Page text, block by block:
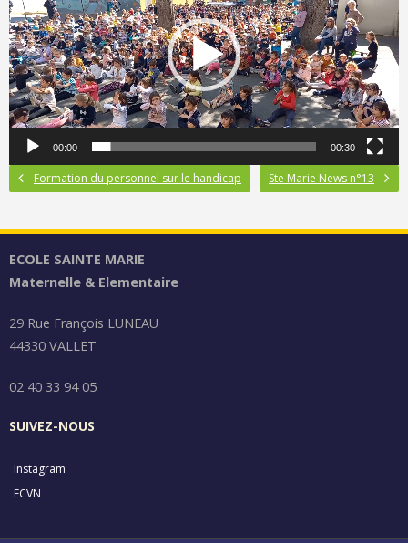
00:00 00:30
Formation du personnel sur le handicap Ste Marie News n°13
ECOLE SAINTE MARIE
Maternelle & Elementaire
29 Rue François LUNEAU
44330 VALLET
02 40 33 94 05
SUIVEZ-NOUS
Instagram
ECVN